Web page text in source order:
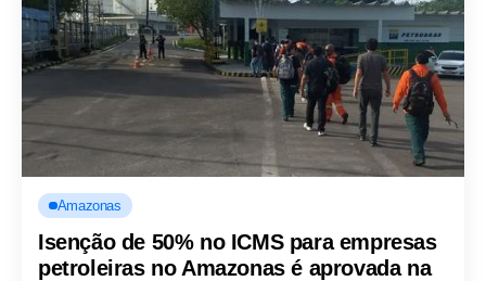
Amazonas
Isenção de 50% no ICMS para empresas
petroleiras no Amazonas é aprovada na